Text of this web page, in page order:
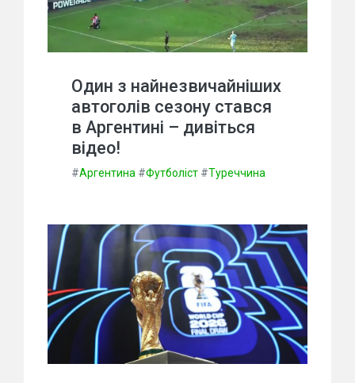
Один з найнезвичайніших
автоголів сезону стався
в Аргентині – дивіться
відео!
#Аргентина #Футболіст #Туреччина